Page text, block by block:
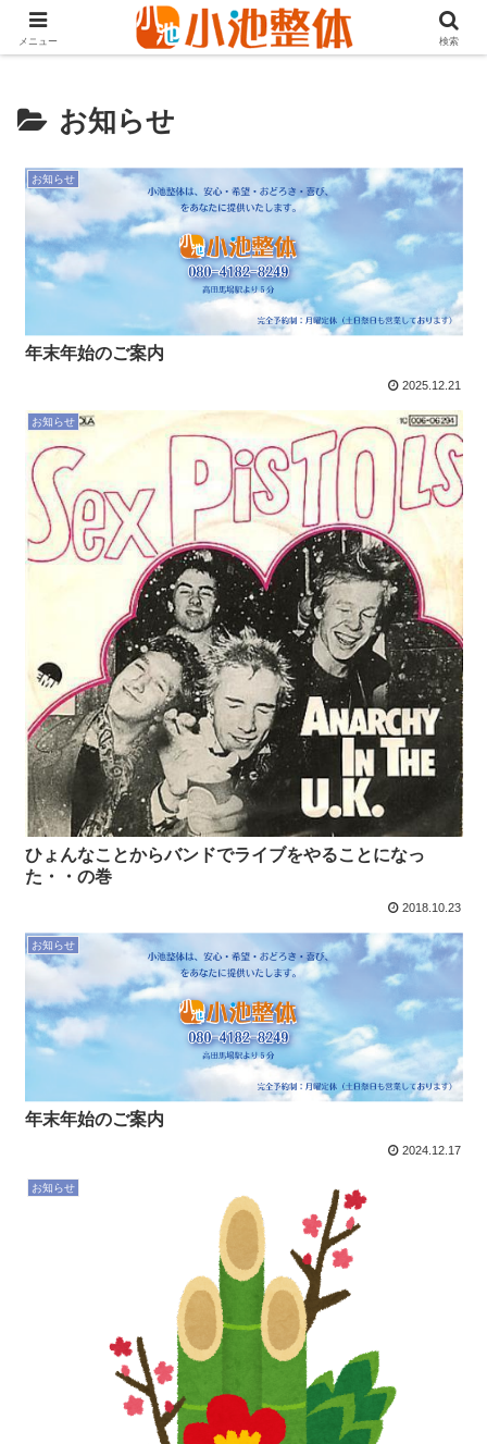
ＪＲ山手線高田馬場駅より徒歩3分・早稲田・新大久保からも至近
お知らせ
お知らせ
年末年始のご案内
2025.12.21
お知らせ
ひょんなことからバンドでライブをやることになっ
た・・の巻
2018.10.23
お知らせ
年末年始のご案内
2024.12.17
お知らせ
メニュー 検索